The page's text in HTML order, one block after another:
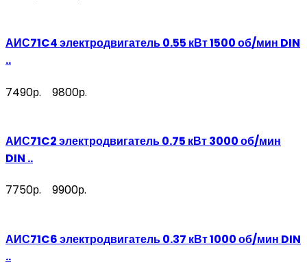
АИС71C4 электродвигатель 0.55 кВт 1500 об/мин DIN
..
7490р. 9800р.
АИС71C2 электродвигатель 0.75 кВт 3000 об/мин
DIN ..
7750р. 9900р.
АИС71C6 электродвигатель 0.37 кВт 1000 об/мин DIN
..